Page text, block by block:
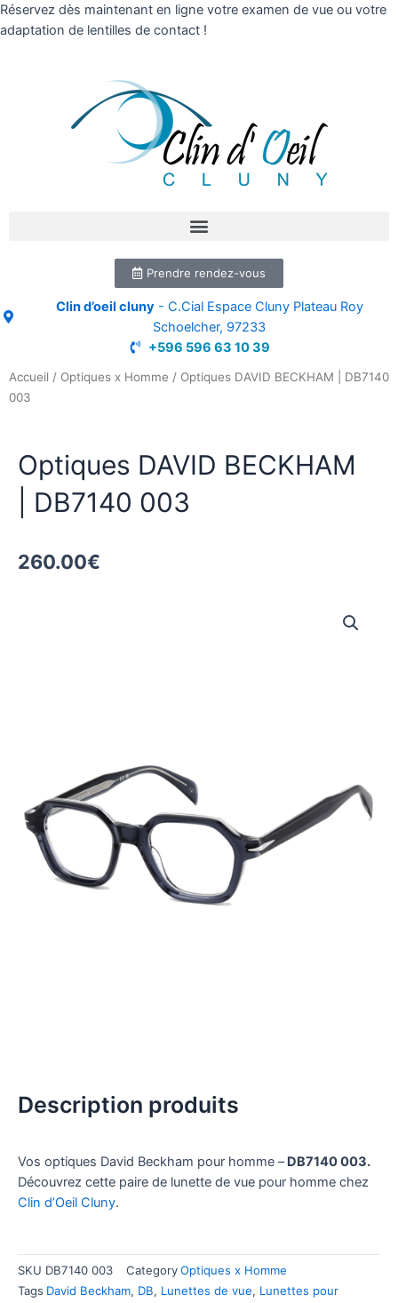
Réservez dès maintenant en ligne votre examen de vue ou votre
adaptation de lentilles de contact !
Prendre rendez-vous
Clin d’oeil cluny- C.Cial Espace Cluny Plateau Roy
Schoelcher, 97233
+596 596 63 10 39
Accueil / Optiques x Homme / Optiques DAVID BECKHAM | DB7140
003
Optiques DAVID BECKHAM
| DB7140 003
260.00€
Description produits
Vos optiques David Beckham pour homme –DB7140 003.
Découvrez cette paire de lunette de vue pour homme chez
Clin d’Oeil Cluny.
SKU DB7140 003 CategoryOptiques x Homme
Tags David Beckham, DB, Lunettes de vue, Lunettes pour